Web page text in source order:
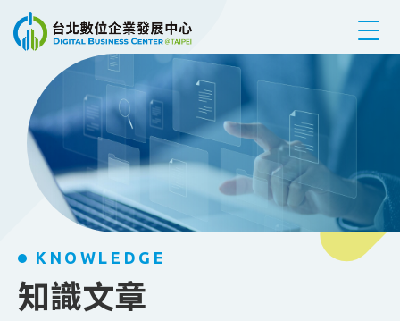
跳到主要內容
KNOWLEDGE
知識文章